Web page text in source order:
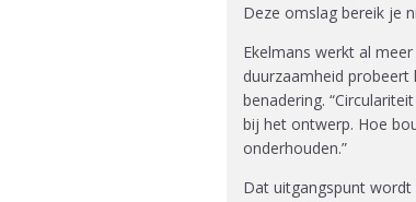
Deze omslag bereik je
Ekelmans werkt al
duurzaamheid
benadering.
bij het ontwerp. Hoe
onderhouden.”
Dat uitgangspunt wordt